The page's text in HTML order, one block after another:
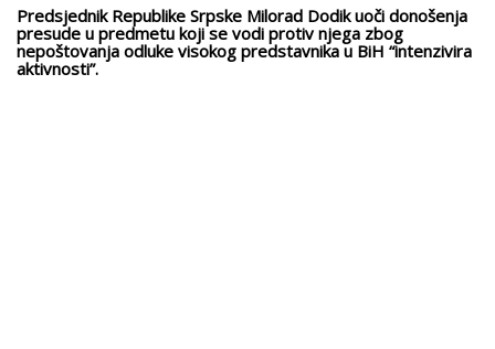
Predsjednik Republike Srpske Milorad Dodik uoči donošenja
presude u predmetu koji se vodi protiv njega zbog
nepoštovanja odluke visokog predstavnika u BiH “intenzivira
aktivnosti”.